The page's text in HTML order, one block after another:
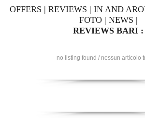
OFFERS | REVIEWS | IN AND
FOTO| NEWS |
REVIEWS BARI :
no listing found / nessun articolo